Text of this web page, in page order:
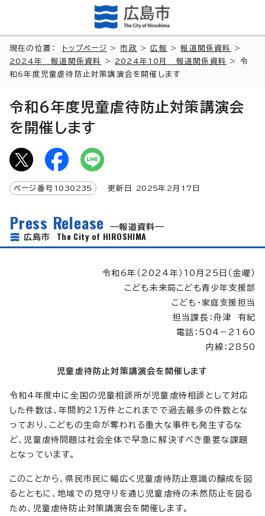
現在の位置： トップページ >市政 >広報 >報道関係資料
>
2024年 報道関係資料
> 2024年10月 報道関係資料
> 令
和6年度児童虐待防止対策講演会を開催します
令和6年度児童虐待防止対策講演会
を開催します
ページ番号 1030235 更新日 2025年2月 17 日
Press Release
報道資料
広島市 The City of HIROSHIMA
令和6年（2024年）10月25日（金曜）
こども未来局こども青少年支援部
こども・家庭支援担当
担当課長：舟津 有紀
電話：504－2160
内線：2850
児童虐待防止対策講演会を開催します
令和4年度中に全国の児童相談所が児童虐待相談として対応
した件数は、年間約21万件とこれまでで過去最多の件数とな
っており、こどもの生命が奪われる重大な事件も発生するな
ど、児童虐待問題は社会全体で早急に解決すべき重要な課題
となっています。
このことから、県民市民に幅広く児童虐待防止意識の醸成を図
るとともに、地域での見守りを通じ児童虐待の未然防止を図る
ため、児童虐待防止対策講演会を開催します。